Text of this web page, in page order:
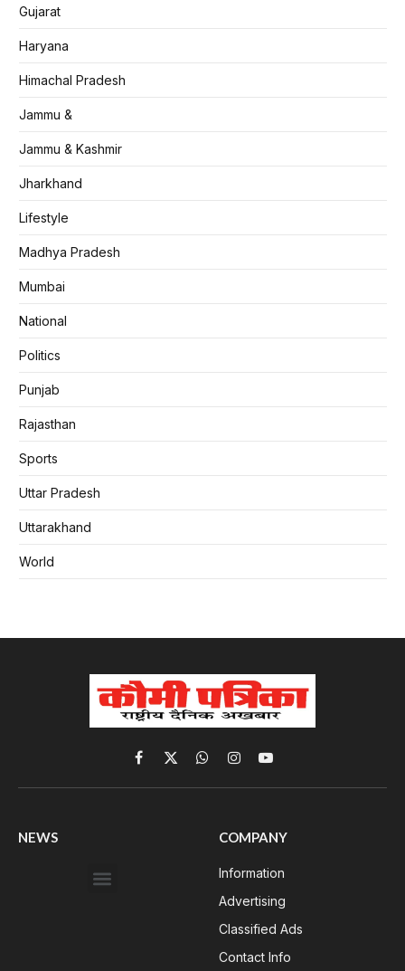
Gujarat
Haryana
Himachal Pradesh
Jammu &
Jammu & Kashmir
Jharkhand
Lifestyle
Madhya Pradesh
Mumbai
National
Politics
Punjab
Rajasthan
Sports
Uttar Pradesh
Uttarakhand
World
Facebook
X
(Twitter)
WhatsApp
InstagramYouTube
NEWS COMPANY
Information
Advertising
Classified Ads
Contact Info